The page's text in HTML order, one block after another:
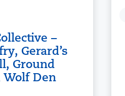
–
Gerard’s
Ground
Wolf Den